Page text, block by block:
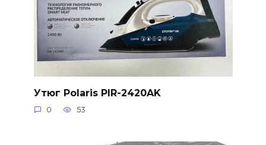
Утюг Polaris PIR-2420AK
0 53